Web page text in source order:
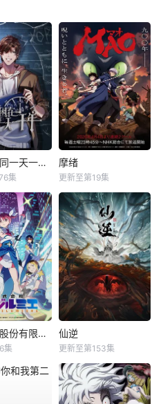
我被困在同一天一千年动态漫
集
摩绪
更新至第19集
魔法光源股份有限公司第二季
集
仙逆
更新至第153集